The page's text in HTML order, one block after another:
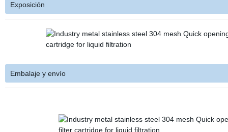
Exposición
Embalaje y envío